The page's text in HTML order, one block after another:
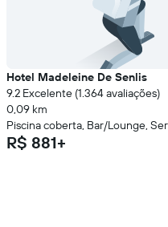
Hotel Madeleine De Senlis
9.2 Excelente (1.364 avaliações)
0,09 km
Piscina coberta, Bar/Lounge,
R$ 881+